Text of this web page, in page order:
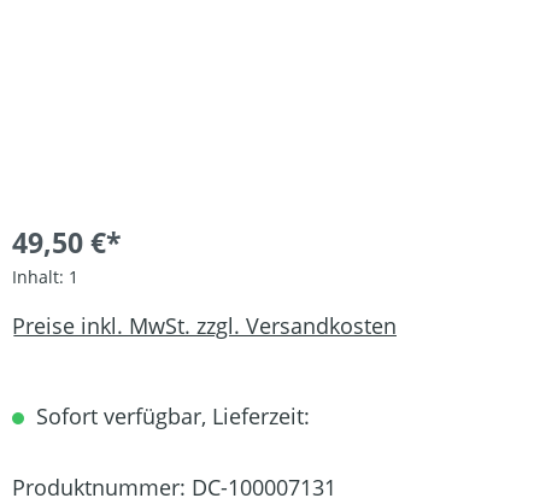
49,50 €*
Inhalt: 1
Preise inkl. MwSt. zzgl. Versandkosten
Sofort verfügbar, Lieferzeit:
Produktnummer: DC-100007131